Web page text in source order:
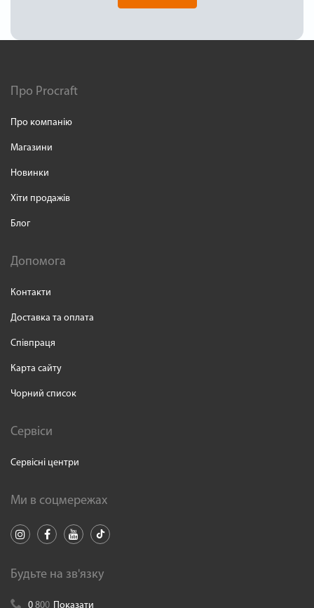
Про Procraft
Про компанію
Магазини
Новинки
Хіти продажів
Блог
Допомога
Контакти
Доставка та оплата
Співпраця
Карта сайту
Чорний список
Сервіси
Сервісні центри
Ми в соцмережах
Будьте на зв'язку
0 800 Показати